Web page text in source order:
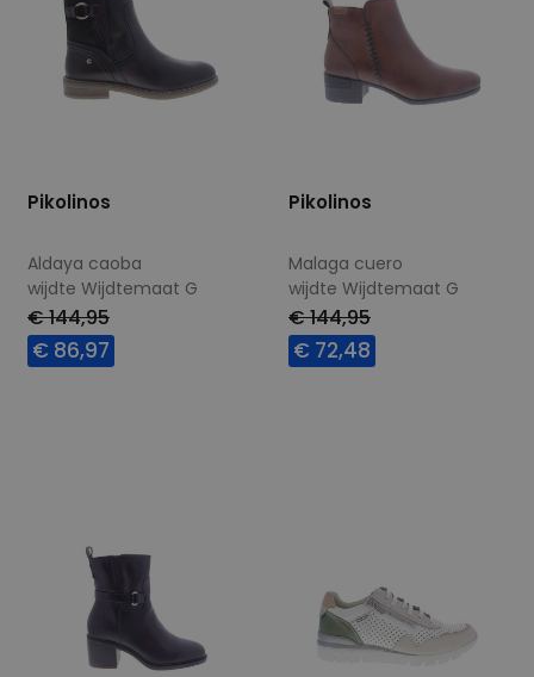
Pikolinos
Aldaya caoba
wijdte Wijdtemaat G
€ 144,95
€ 86,97
Pikolinos
Malaga cuero
wijdte Wijdtemaat G
€ 144,95
€ 72,48